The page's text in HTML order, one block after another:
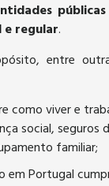
e regular.
entre
como viver e
social, seguros
familiar;
em Portugal